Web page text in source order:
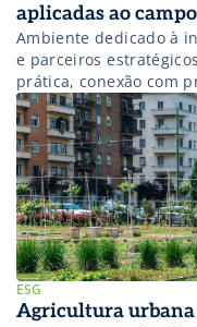
aplicadas ao
Ambiente dedicado à
e parceiros
prática, conexão com
ESG
Agricultura